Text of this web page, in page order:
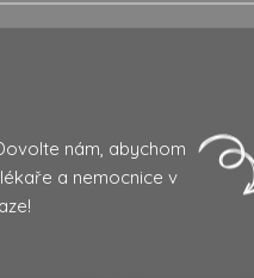
nám, abychom
a nemocnice v